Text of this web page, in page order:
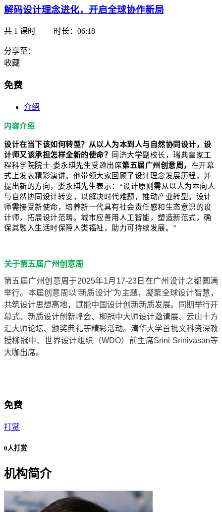
解码设计理念进化，开启全球协作新局
共 1 课时 时长：06:18
分享至：
收藏
免费
介绍
内容介绍
设计在当下该如何转型？从以人为本到人与自然协同设计，设
计师又该承担怎样全新的使命？
同济大学副校长，瑞典皇家工
程科学院院士-娄永琪先生受邀出席第五届广州创意周， 在开幕
式上发表精彩演讲。他带领大家回顾了设计理念发展历程，并
提出新的方向，娄永琪先生表示：“设计原则需从以人为本向人
与自然协同设计转变，以解决时代难题，推动产业转型。设计
师需接受新使命，培养新一代具有社会责任感和生态意识的设
计师，拓展设计范畴。城市应善用人工智能，塑造新范式，确
保其融入生活时保障人类福祉，助力可持续发展。”
关于第五届广州创意周
第五届广州创意周于2025年1月17-23日在广州设计之都圆满
举行。本届创意周以“新质设计”为主题，凝聚全球设计智慧，
共筑设计思想高地，赋能中国设计创新新质发展。同期举行开
幕式、新质设计创新峰会、柳冠中大师设计邀请展、云山十方
汇大师论坛、颁奖典礼等精彩活动。清华大学首批文科资深教
授柳冠中、世界设计组织（WDO）前主席Srini Srinivasan等
大咖出席。
免费
打赏
0人打赏
机构简介